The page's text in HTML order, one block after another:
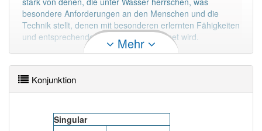
besondere Anforderungen an den Menschen und die
Technik stellt, denen mit besonderen erlernten Fähigkeiten
und entsprechender Ausrüstung begegnet wird.
Mehr lesen
Mehr
Konjunktion
Singular